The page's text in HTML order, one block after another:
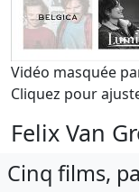
Vidéo masquée
Cliquez pour
Felix Van
Cinq films,